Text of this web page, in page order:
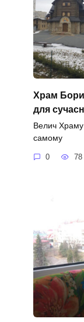
Храм
для
Велич Храму
самому
0 78